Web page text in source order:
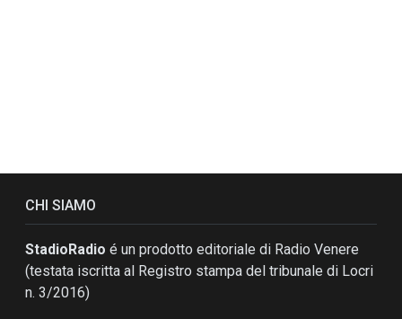
CHI SIAMO
StadioRadio é un prodotto editoriale di Radio Venere
(testata iscritta al Registro stampa del tribunale di Locri
n. 3/2016)